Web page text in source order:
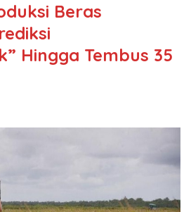
Beras
Hingga Tembus 35